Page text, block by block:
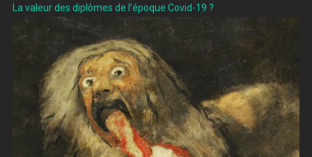
La valeur des diplômes de l’époque Covid-19 ?